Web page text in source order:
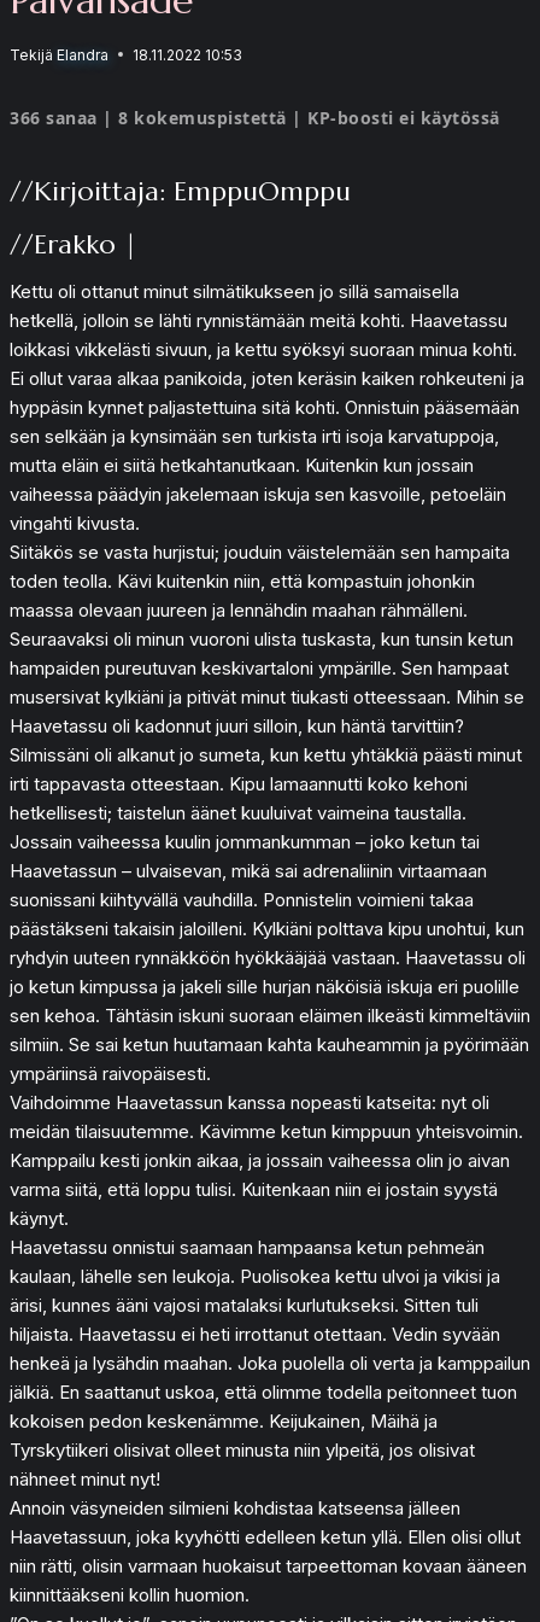
Tekijä Elandra 18.11.2022 10:53
366 sanaa | 8 kokemuspistettä | KP-boosti ei käytössä
//Kirjoittaja: EmppuOmppu
//Erakko |
Kettu oli ottanut minut silmätikukseen jo sillä samaisella
hetkellä, jolloin se lähti rynnistämään meitä kohti. Haavetassu
loikkasi vikkelästi sivuun, ja kettu syöksyi suoraan minua kohti.
Ei ollut varaa alkaa panikoida, joten keräsin kaiken rohkeuteni ja
hyppäsin kynnet paljastettuina sitä kohti. Onnistuin pääsemään
sen selkään ja kynsimään sen turkista irti isoja karvatuppoja,
mutta eläin ei siitä hetkahtanutkaan. Kuitenkin kun jossain
vaiheessa päädyin jakelemaan iskuja sen kasvoille, petoeläin
vingahti kivusta.
Siitäkös se vasta hurjistui; jouduin väistelemään sen hampaita
toden teolla. Kävi kuitenkin niin, että kompastuin johonkin
maassa olevaan juureen ja lennähdin maahan rähmälleni.
Seuraavaksi oli minun vuoroni ulista tuskasta, kun tunsin ketun
hampaiden pureutuvan keskivartaloni ympärille. Sen hampaat
musersivat kylkiäni ja pitivät minut tiukasti otteessaan. Mihin se
Haavetassu oli kadonnut juuri silloin, kun häntä tarvittiin?
Silmissäni oli alkanut jo sumeta, kun kettu yhtäkkiä päästi minut
irti tappavasta otteestaan. Kipu lamaannutti koko kehoni
hetkellisesti; taistelun äänet kuuluivat vaimeina taustalla.
Jossain vaiheessa kuulin jommankumman – joko ketun tai
Haavetassun – ulvaisevan, mikä sai adrenaliinin virtaamaan
suonissani kiihtyvällä vauhdilla. Ponnistelin voimieni takaa
päästäkseni takaisin jaloilleni. Kylkiäni polttava kipu unohtui, kun
ryhdyin uuteen rynnäkköön hyökkääjää vastaan. Haavetassu oli
jo ketun kimpussa ja jakeli sille hurjan näköisiä iskuja eri puolille
sen kehoa. Tähtäsin iskuni suoraan eläimen ilkeästi kimmeltäviin
silmiin. Se sai ketun huutamaan kahta kauheammin ja pyörimään
ympäriinsä raivopäisesti.
Vaihdoimme Haavetassun kanssa nopeasti katseita: nyt oli
meidän tilaisuutemme. Kävimme ketun kimppuun yhteisvoimin.
Kamppailu kesti jonkin aikaa, ja jossain vaiheessa olin jo aivan
varma siitä, että loppu tulisi. Kuitenkaan niin ei jostain syystä
käynyt.
Haavetassu onnistui saamaan hampaansa ketun pehmeän
kaulaan, lähelle sen leukoja. Puolisokea kettu ulvoi ja vikisi ja
ärisi, kunnes ääni vajosi matalaksi kurlutukseksi. Sitten tuli
hiljaista. Haavetassu ei heti irrottanut otettaan. Vedin syvään
henkeä ja lysähdin maahan. Joka puolella oli verta ja kamppailun
jälkiä. En saattanut uskoa, että olimme todella peitonneet tuon
kokoisen pedon keskenämme. Keijukainen, Mäihä ja
Tyrskytiikeri olisivat olleet minusta niin ylpeitä, jos olisivat
nähneet minut nyt!
Annoin väsyneiden silmieni kohdistaa katseensa jälleen
Haavetassuun, joka kyyhötti edelleen ketun yllä. Ellen olisi ollut
niin rätti, olisin varmaan huokaisut tarpeettoman kovaan ääneen
kiinnittääkseni kollin huomion.